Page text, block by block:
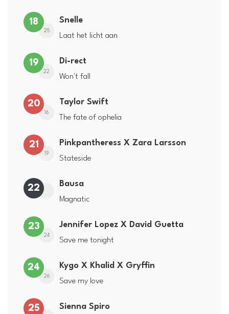
18
25
Snelle
Laat het licht aan
19
22
Di-rect
Won't fall
20
16
Taylor Swift
The fate of ophelia
21
19
Pinkpantheress X Zara Larsson
Stateside
22 Bausa
Magnatic
23
24
Jennifer Lopez X David Guetta
Save me tonight
24
26
Kygo X Khalid X Gryffin
Save my love
25 Sienna Spiro